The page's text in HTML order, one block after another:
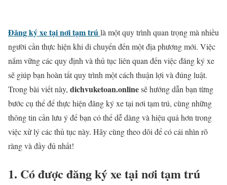
Đăng ký xe tại nơi tạm trúlà một quy trình quan trọng mà nhiều
người cần thực hiện khi di chuyển đến một địa phương mới. Việc
nắm vững các quy định và thủ tục liên quan đến việc đăng ký xe
sẽ giúp bạn hoàn tất quy trình một cách thuận lợi và đúng luật.
Trong bài viết này, dichvuketoan.onlinesẽ hướng dẫn bạn từng
bước cụ thể để thực hiện đăng ký xe tại nơi tạm trú, cùng những
thông tin cần lưu ý để bạn có thể dễ dàng và hiệu quả hơn trong
việc xử lý các thủ tục này. Hãy cùng theo dõi để có cái nhìn rõ
ràng và đầy đủ nhất!
1. Có được đăng ký xe tại nơi tạm trú